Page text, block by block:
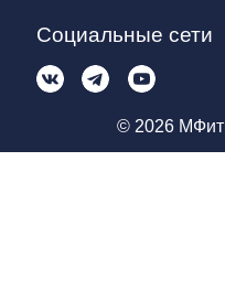
Социальные сети
© 2026